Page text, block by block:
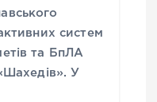
систем
та БпЛА
У